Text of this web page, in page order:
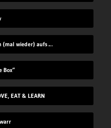
Remi Gaillard mogelt sich (mal wieder) aufs Volleyball-Mannschaftsfoto
Box“
EAT & LEARN